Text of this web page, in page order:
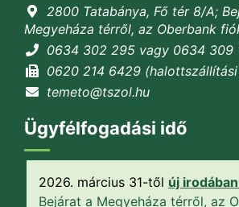
2800 Tatabánya, Fő tér 8/A;
Megyeháza térről, az Oberbank
0634 302 295 vagy 0634 309
0620 214 6429
temeto@tszol.hu
Ügyfélfogadási idő
2026. március 31-től új irodában
Bejárat a Megyeháza térről, az